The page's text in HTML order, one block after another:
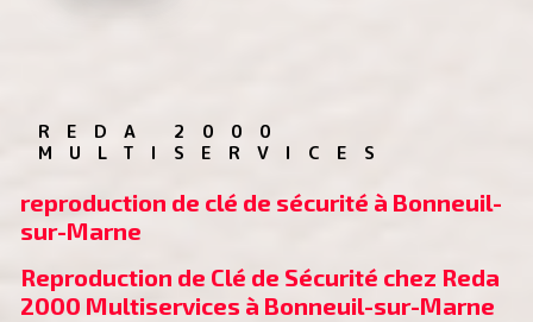
REDA 2000
MULTISERVICES
reproduction de clé de sécurité à Bonneuil-
sur-Marne
Reproduction de Clé de Sécurité chez Reda
2000 Multiservices à Bonneuil-sur-Marne